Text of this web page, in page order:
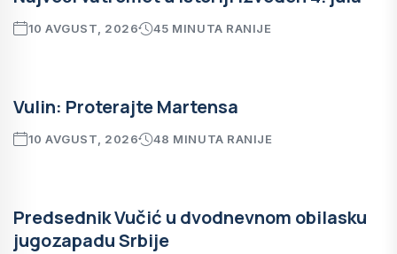
10 AVGUST, 2026 45 MINUTA RANIJE
Vulin: Proterajte Martensa
10 AVGUST, 2026 48 MINUTA RANIJE
Predsednik Vučić u dvodnevnom obilasku
jugozapadu Srbije